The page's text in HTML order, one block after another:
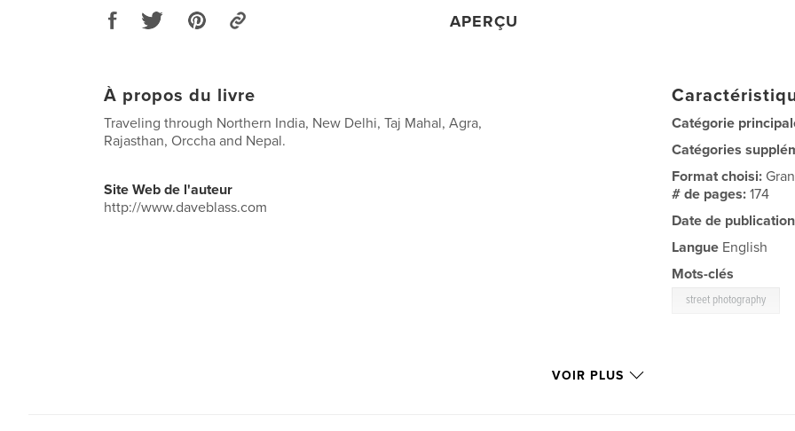
APERÇU
À propos du livre
Traveling through Northern India, New Delhi, Taj Mahal, Agra,
Rajasthan, Orccha and Nepal.
Site Web de l'auteur
http://www.daveblass.com
Catégorie
Catégories
Format choisi:
# de pages:174
Date de
Langue English
Mots-clés
street photography
VOIR PLUS